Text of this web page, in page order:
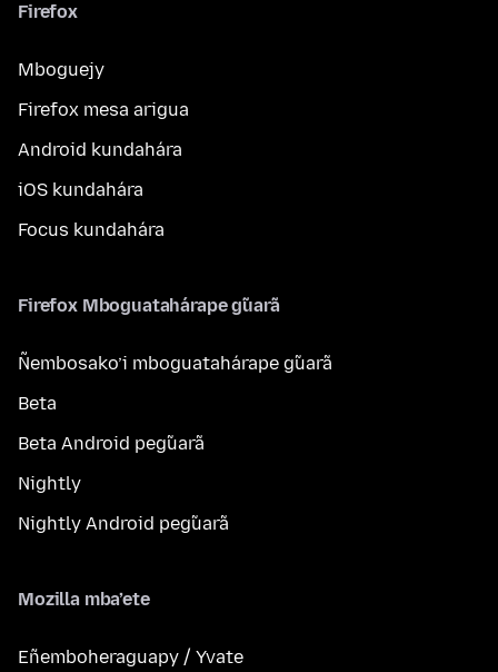
Firefox
Mboguejy
Firefox mesa arigua
Android kundahára
iOS kundahára
Focus kundahára
Firefox Mboguatahárape g̃uarã
Ñembosako’i mboguatahárape g̃uarã
Beta
Beta Android peg̃uarã
Nightly
Nightly Android peg̃uarã
Mozilla mba’ete
Eñemboheraguapy / Yvate